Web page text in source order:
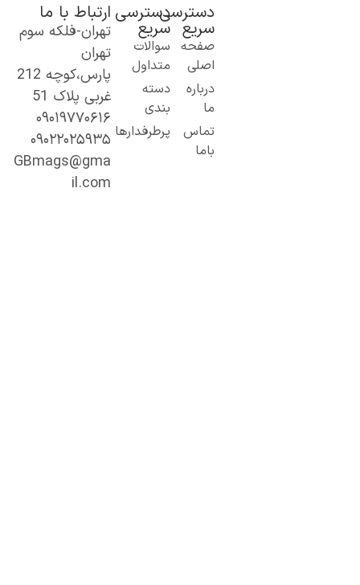
دسترسی
سریع
صفحه
اصلی
درباره
تماس
دسترسی
سریع
سوالات
متداول
دسته
بندی
پرطرفدارها
ارتباط با ما
تهران-فلکه سوم
تهران
پارس،کوچه 212
غربی پلاک 51
۰۹۰۱۹۷۷۰۶۱۶
۰۹۰۲۲۰۲۵۹۳۵
GBmags@gma
il.com